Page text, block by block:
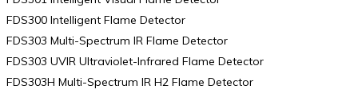
FDS300 Intelligent Flame Detector
FDS303 Multi-Spectrum IR Flame Detector
FDS303 UVIR Ultraviolet-Infrared Flame Detector
FDS303H Multi-Spectrum IR H2 Flame Detector